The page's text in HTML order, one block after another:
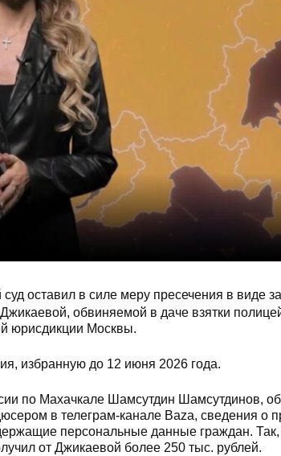
суд оставил в силе меру пресечения в виде
обвиняемой в даче взятки
юрисдикции Москвы.
избранную до 12 июня 2026 года.
по Махачкале Шамсутдин Шамсутдинов,
в телеграм-канале Baza, сведения о
персональные данные граждан.
от Джикаевой более 250 тыс. рублей.